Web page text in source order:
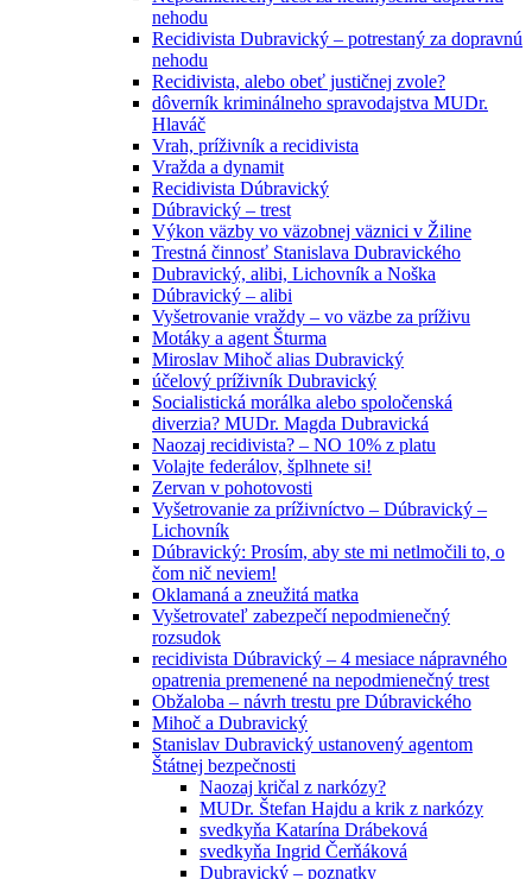
nehodu
Recidivista Dubravický – potrestaný za dopravnú
nehodu
Recidivista, alebo obeť justičnej zvole?
dôverník kriminálneho spravodajstva MUDr.
Hlaváč
Vrah, príživník a recidivista
Vražda a dynamit
Recidivista Dúbravický
Dúbravický – trest
Výkon väzby vo väzobnej väznici v Žiline
Trestná činnosť Stanislava Dubravického
Dubravický, alibi, Lichovník a Noška
Dúbravický – alibi
Vyšetrovanie vraždy – vo väzbe za príživu
Motáky a agent Šturma
Miroslav Mihoč alias Dubravický
účelový príživník Dubravický
Socialistická morálka alebo spoločenská
diverzia? MUDr. Magda Dubravická
Naozaj recidivista? – NO 10% z platu
Volajte federálov, šplhnete si!
Zervan v pohotovosti
Vyšetrovanie za príživníctvo – Dúbravický –
Lichovník
Dúbravický: Prosím, aby ste mi netlmočili to, o
čom nič neviem!
Oklamaná a zneužitá matka
Vyšetrovateľ zabezpečí nepodmienečný
rozsudok
recidivista Dúbravický – 4 mesiace nápravného
opatrenia premenené na nepodmienečný trest
Obžaloba – návrh trestu pre Dúbravického
Mihoč a Dubravický
Stanislav Dubravický ustanovený agentom
Štátnej bezpečnosti
Naozaj kričal z narkózy?
MUDr. Štefan Hajdu a krik z narkózy
svedkyňa Katarína Drábeková
svedkyňa Ingrid Čerňáková
Dubravický – poznatky